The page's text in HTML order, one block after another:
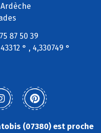
87 50 39
° , 4,330749 °
(07380) est proche